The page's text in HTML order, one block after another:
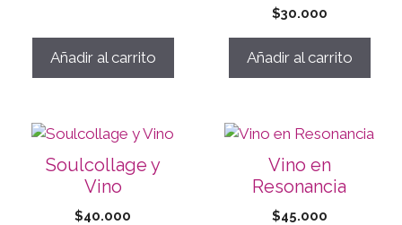
Añadir al carrito
$30.000
Añadir al carrito
Soulcollage y
Vino
$40.000
Vino en
Resonancia
$45.000